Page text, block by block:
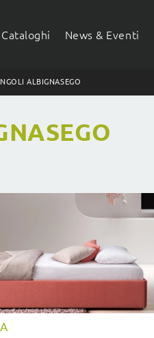
Cataloghi News & Eventi
ALBIGNASEGO